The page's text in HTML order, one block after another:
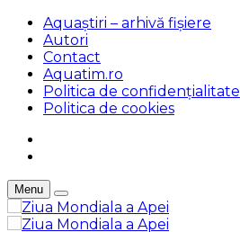
Aquaștiri – arhivă fișiere
Autori
Contact
Aquatim.ro
Politica de confidențialitate
Politica de cookies
Menu